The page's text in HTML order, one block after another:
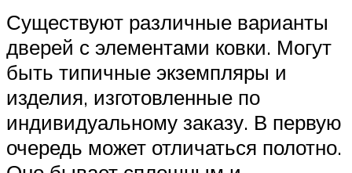
Существуют различные варианты
дверей с элементами ковки. Могут
быть типичные экземпляры и
изделия, изготовленные по
индивидуальному заказу. В первую
очередь может отличаться полотно.